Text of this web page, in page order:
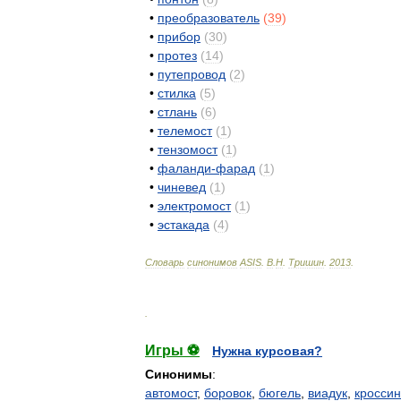
• преобразователь (39)
• прибор (30)
• протез (14)
• путепровод (2)
• стилка (5)
• стлань (6)
• телемост (1)
• тензомост (1)
• фаланди-фарад (1)
• чиневед (1)
• электромост (1)
• эстакада (4)
Словарь синонимов ASIS В Н Тришин 2013
Игры ⚽
Нужна курсовая?
Синонимы:
автомост, боровок бюгель виадук